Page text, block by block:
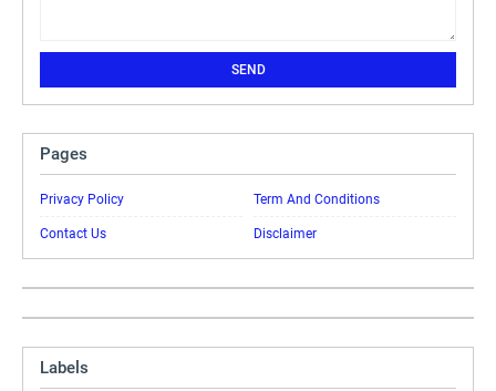
Pages
Privacy Policy Term And Conditions
Contact Us Disclaimer
Labels